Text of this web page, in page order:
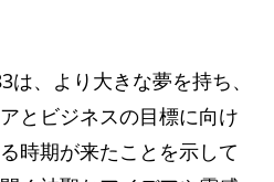
、より大きな夢を持ち、
とビジネスの目標に向け
時期が来たことを示して